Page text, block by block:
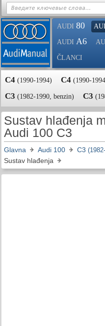
AUDI 80
AUDI A6
ČLANCI
C4 (1990-1994) C4 (1990-
C3 (1982-1990, benzin) C3
Sustav hlađenja
Audi 100 C3
Glavna Audi 100 C3
Sustav hlađenja